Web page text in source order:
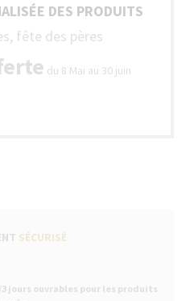
DES PRODUITS
fête des pères
du 8 Mai au 30 juin
SÉCURISÉ
3 jours ouvrables pour les produits